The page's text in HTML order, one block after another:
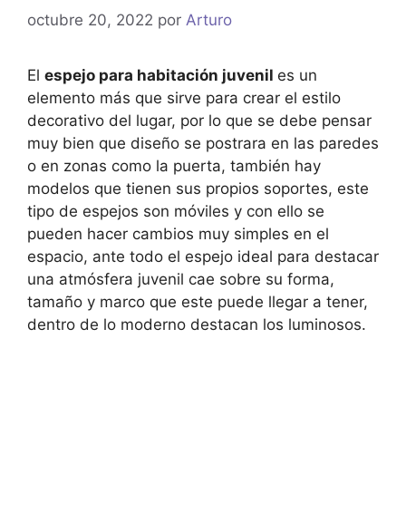
octubre 20, 2022 por Arturo
El espejo para habitación juvenil es un
elemento más que sirve para crear el estilo
decorativo del lugar, por lo que se debe pensar
muy bien que diseño se postrara en las paredes
o en zonas como la puerta, también hay
modelos que tienen sus propios soportes, este
tipo de espejos son móviles y con ello se
pueden hacer cambios muy simples en el
espacio, ante todo el espejo ideal para destacar
una atmósfera juvenil cae sobre su forma,
tamaño y marco que este puede llegar a tener,
dentro de lo moderno destacan los luminosos.